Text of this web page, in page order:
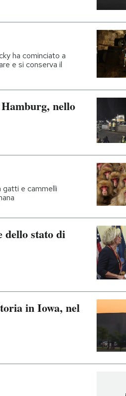
ha cominciato a
e si conserva il
nello
e cammelli
dello stato di
in Iowa, nel